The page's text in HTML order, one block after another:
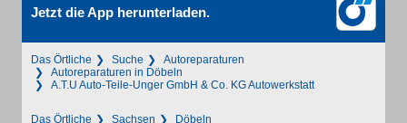
Jetzt die App herunterladen.
Das Örtliche Suche
Autoreparaturen
Autoreparaturen in Döbeln
A.T.U Auto-Teile-Unger GmbH & Co. KG Autowerkstatt
Das Örtliche Sachsen Döbeln